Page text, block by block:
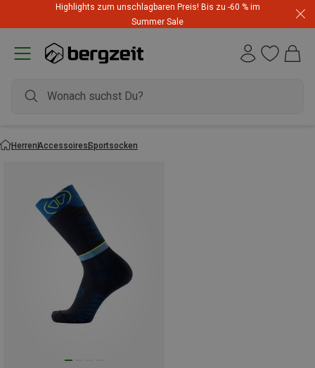
Highlights zum unschlagbaren Preis! Bis zu -60 % im
Summer Sale
HerrenAccessoiresSportsocken